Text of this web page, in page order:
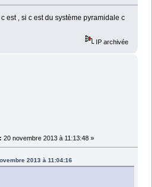
est , si c est du système pyramidale c
IP archivée
20 novembre 2013 à 11:13:48 »
2013 à 11:04:16